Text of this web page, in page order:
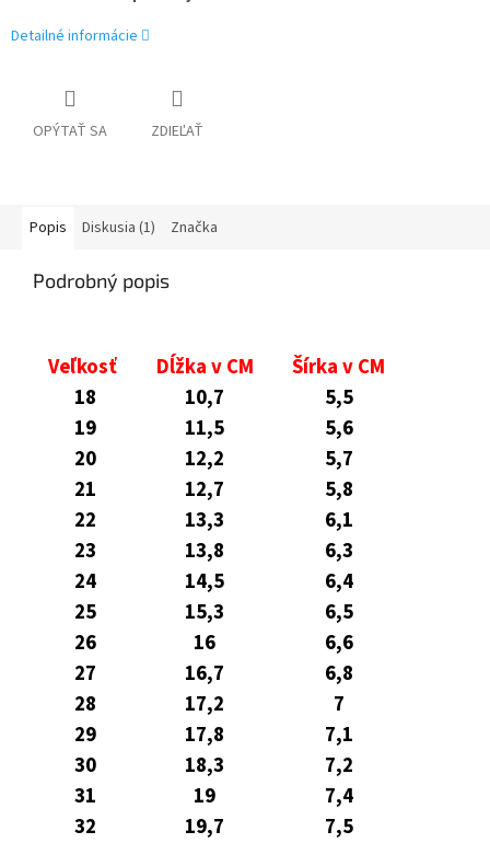
Detailné informácie
OPÝTAŤ SA ZDIEĽAŤ
Popis Diskusia (1) Značka
Podrobný popis
Veľkosť Dĺžka v CM
Šírka v CM
18
10,7
5,5
19
11,5
5,6
20
12,2
5,7
21
12,7
5,8
22
13,3
6,1
23
13,8
6,3
24
14,5
6,4
25
15,3
6,5
26
16
6,6
27
16,7
6,8
28
17,2
7
29
17,8
7,1
30
18,3
7,2
31
19
7,4
32
19,7
7,5